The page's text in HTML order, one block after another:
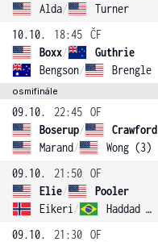
Alda/ Turner
10.10.
18:45 ČF
Boxx/
Guthrie
Bengson/ Brengle
osmifinále
09.10. 22:45 OF
Boserup/
Crawford
Marand/ Wong (3)
09.10.
21:50 OF
Elie/
Pooler
Eikeri / Haddad Maia (4)
09.10.
21:30 OF